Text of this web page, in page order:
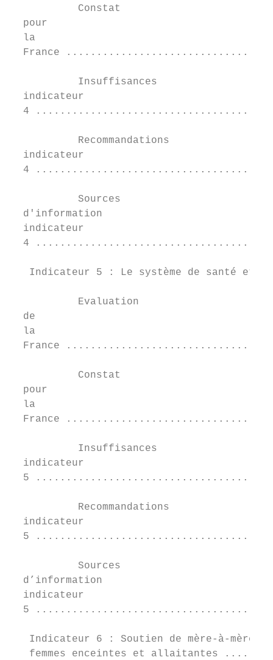
           Constat
pour
la
France
           Insuffisances
indicateur
4
           Recommandations
indicateur
4
           Sources
d'information
indicateur
4
Indicateur 5 : Le système de santé et
           Evaluation
de
la
France
           Constat
pour
la
France
           Insuffisances
indicateur
5
           Recommandations
indicateur
5
           Sources
d’information
indicateur
5
Indicateur 6 : Soutien de mère-à-mère
femmes enceintes et allaitantes